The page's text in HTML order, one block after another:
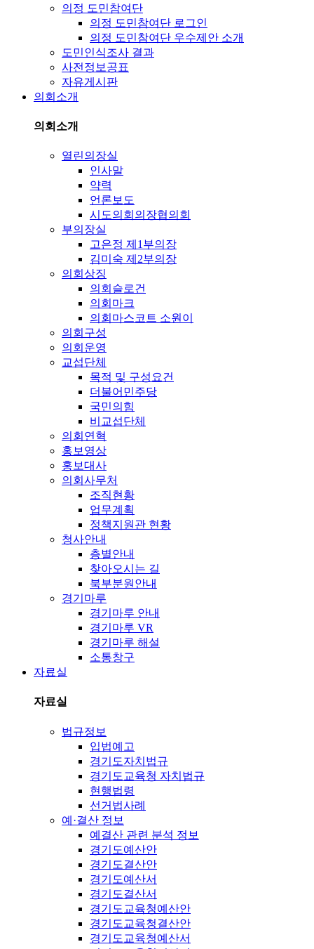
의정 도민참여단
의정 도민참여단 로그인
의정 도민참여단 우수제안 소개
도민인식조사 결과
사전정보공표
자유게시판
의회소개
의회소개
열린의장실
인사말
약력
언론보도
시도의회의장협의회
부의장실
고은정 제1부의장
김미숙 제2부의장
의회상징
의회슬로건
의회마크
의회마스코트 소원이
의회구성
의회운영
교섭단체
목적 및 구성요건
더불어민주당
국민의힘
비교섭단체
의회연혁
홍보영상
홍보대사
의회사무처
조직현황
업무계획
정책지원관 현황
청사안내
층별안내
찾아오시는 길
북부분원안내
경기마루
경기마루 안내
경기마루 VR
경기마루 해설
소통창구
자료실
자료실
법규정보
입법예고
경기도자치법규
경기도교육청 자치법규
현행법령
선거법사례
예·결산 정보
예결산 관련 분석 정보
경기도예산안
경기도결산안
경기도예산서
경기도결산서
경기도교육청예산안
경기도교육청결산안
경기도교육청예산서